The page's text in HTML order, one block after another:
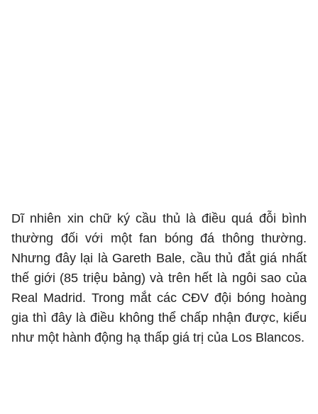
Dĩ nhiên xin chữ ký cầu thủ là điều quá đỗi bình
thường đối với một fan bóng đá thông thường.
Nhưng đây lại là Gareth Bale, cầu thủ đắt giá nhất
thế giới (85 triệu bảng) và trên hết là ngôi sao của
Real Madrid. Trong mắt các CĐV đội bóng hoàng
gia thì đây là điều không thể chấp nhận được, kiểu
như một hành động hạ thấp giá trị của Los Blancos.